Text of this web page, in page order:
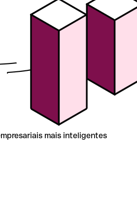
mais inteligentes